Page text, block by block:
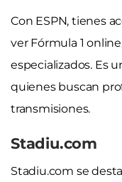
Con ESPN, tienes
ver Fórmula 1
especializados. Es
quienes buscan
transmisiones.
Stadiu.com
Stadiu.com se